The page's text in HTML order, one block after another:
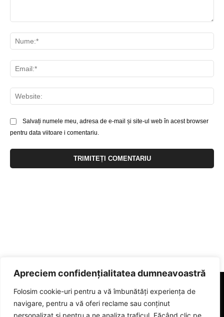
Apreciem confidențialitatea dumneavoastră
Folosim cookie-uri pentru a vă îmbunătăți experiența de
navigare, pentru a vă oferi reclame sau conținut
personalizat și pentru a ne analiza traficul. Făcând clic pe
Salvați numele meu, adresa de e-mail și site-ul web în acest browser
pentru data viitoare i comentariu.